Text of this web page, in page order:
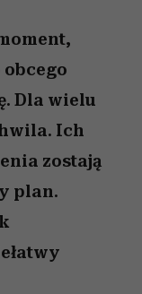
Dla wielu
Ich
zostają
plan.